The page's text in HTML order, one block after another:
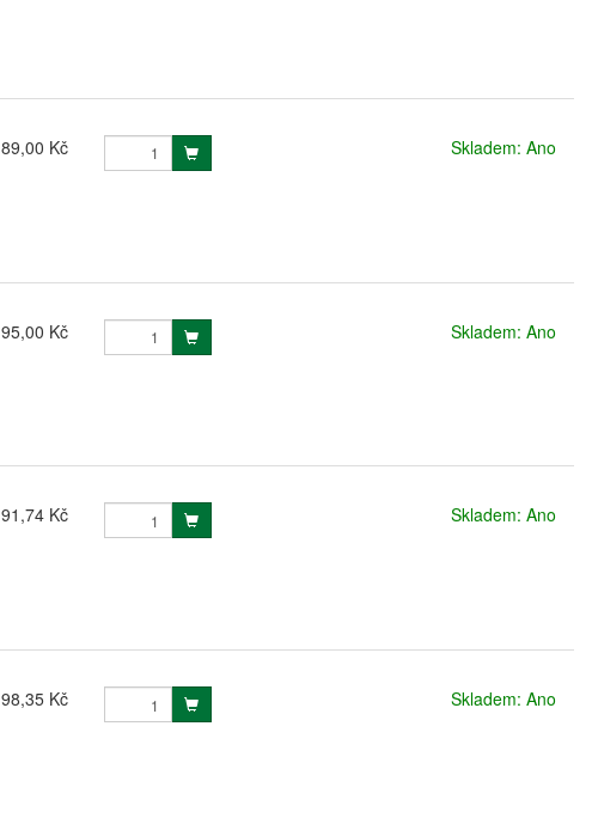
89,00 Kč Skladem: Ano
95,00 Kč Skladem: Ano
91,74 Kč Skladem: Ano
98,35 Kč Skladem: Ano